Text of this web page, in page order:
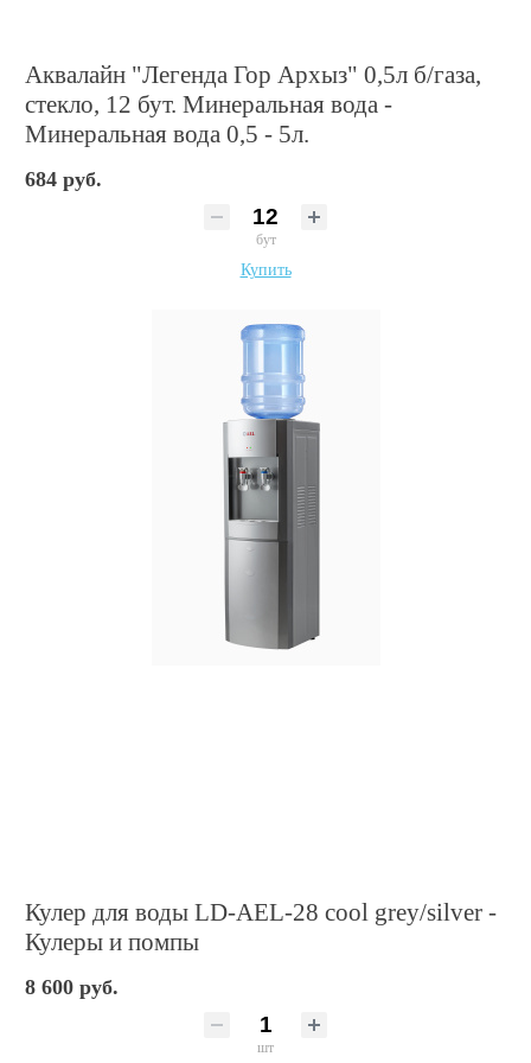
Аквалайн "Легенда Гор Архыз" 0,5л б/газа,
стекло, 12 бут. Минеральная вода -
Минеральная вода 0,5 - 5л.
684 руб.
бут
Купить
Кулер для воды LD-AEL-28 cool grey/silver -
Кулеры и помпы
8 600 руб.
шт